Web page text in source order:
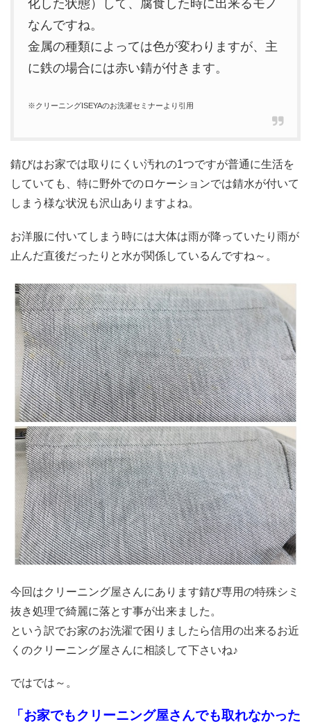
化した状態）して、腐食した時に出来るモノ
なんですね。
金属の種類によっては色が変わりますが、主
に鉄の場合には赤い錆が付きます。
※クリーニングISEYAのお洗濯セミナーより引用
錆びはお家では取りにくい汚れの1つですが普通に生活を
していても、特に野外でのロケーションでは錆水が付いて
しまう様な状況も沢山ありますよね。
お洋服に付いてしまう時には大体は雨が降っていたり雨が
止んだ直後だったりと水が関係しているんですね～。
今回はクリーニング屋さんにあります錆び専用の特殊シミ
抜き処理で綺麗に落とす事が出来ました。
という訳でお家のお洗濯で困りましたら信用の出来るお近
くのクリーニング屋さんに相談して下さいね♪
ではでは～。
「お家でもクリーニング屋さんでも取れなかった